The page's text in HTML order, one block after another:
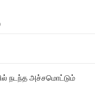
நடந்த அச்சமொட்டும்